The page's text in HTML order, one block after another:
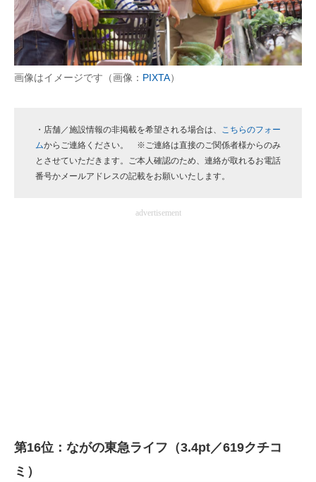
企業ITのトレンドを詳説
経営リーダーのコミュニティ
マーケ×ITの今がよく分かる
企業向けIT製品の総合サイト
IT製品の技術・比較・事例
画像はイメージです（画像： PIXTA）
・店舗／施設情報の非掲載を希望される場合は、 こちらのフォー
ムからご連絡ください。 ※ご連絡は直接のご関係者様からのみ
とさせていただきます。ご本人確認のため、連絡が取れるお電話
番号かメールアドレスの記載をお願いいたします。
advertisement
第16位：ながの東急ライフ（3.4pt／619クチコ
ミ）